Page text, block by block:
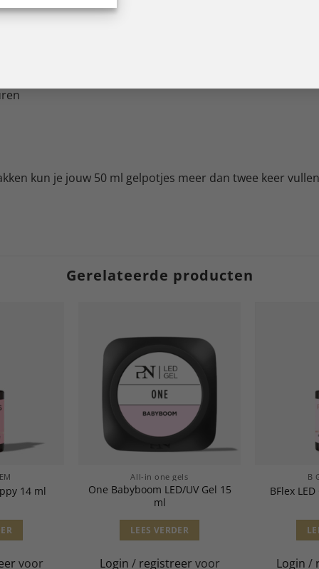
kun je jouw 50 ml gelpotjes meer dan twee keer
Gerelateerde producten
14 ml
voor
All-in one gels
One Babyboom LED/UV Gel 15
ml
LEES VERDER
Login / registreer voor
B
BFlex
Login /